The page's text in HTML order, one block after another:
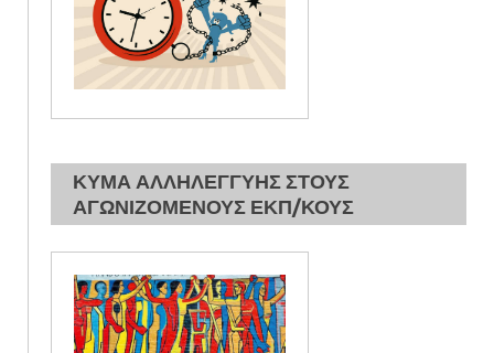
ΚΥΜΑ ΑΛΛΗΛΕΓΓΥΗΣ ΣΤΟΥΣ
ΑΓΩΝΙΖΟΜΕΝΟΥΣ ΕΚΠ/ΚΟΥΣ